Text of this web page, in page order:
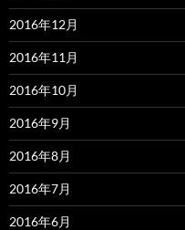
2016年12月
2016年11月
2016年10月
2016年9月
2016年8月
2016年7月
2016年6月